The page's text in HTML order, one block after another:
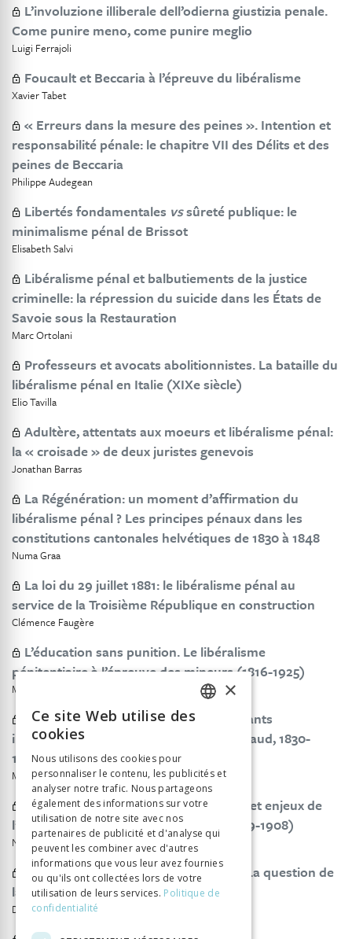
L’involuzione illiberale dell’odierna giustizia penale.
Come punire meno, come punire meglio
Luigi Ferrajoli
Foucault et Beccaria à l’épreuve du libéralisme
Xavier Tabet
« Erreurs dans la mesure des peines ». Intention et
responsabilité pénale: le chapitre VII des Délits et des
peines de Beccaria
Philippe Audegean
Libertés fondamentales vssûreté publique: le
minimalisme pénal de Brissot
Elisabeth Salvi
Libéralisme pénal et balbutiements de la justice
criminelle: la répression du suicide dans les États de
Savoie sous la Restauration
Marc Ortolani
Professeurs et avocats abolitionnistes. La bataille du
libéralisme pénal en Italie (XIXe siècle)
Elio Tavilla
Adultère, attentats aux moeurs et libéralisme pénal:
la « croisade » de deux juristes genevois
Jonathan Barras
La Régénération: un moment d’affirmation du
libéralisme pénal ? Les principes pénaux dans les
constitutions cantonales helvétiques de 1830 à 1848
Numa Graa
La loi du 29 juillet 1881: le libéralisme pénal au
service de la Troisième République en construction
Clémence Faugère
L’éducation sans punition. Le libéralisme
pénitentiaire à l’épreuve des mineurs (1816-1925)
Marc Renneville
La mesure de sûreté pour les délinquants
irresponsables: un laboratoire suisse (Vaud, 1830-
1900)
Marco Cicchini
Surveiller pour punir mieux ? Acteurs et enjeux de
l’inspection des prisons (Neuchâtel, 1889-1908)
Nathalie Dahn-Singh
Abolitionnisme et humanisme pénal. La question de
la réclusion à perpétuité
Dario Ippolito
ITALIAN
×
Ce site Web utilise des
cookies
Nous utilisons des cookies pour
personnaliser le contenu, les publicités et
analyser notre trafic. Nous partageons
également des informations sur votre
utilisation de notre site avec nos
partenaires de publicité et d'analyse qui
peuvent les combiner avec d'autres
informations que vous leur avez fournies
ou qu'ils ont collectées lors de votre
utilisation de leurs services. Politique de
confidentialité